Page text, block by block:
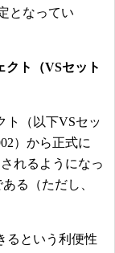
となってい
クト（VSセット
ト（以下VSセッ
）から正式に
れるようになっ
る（ただし、
るという利便性